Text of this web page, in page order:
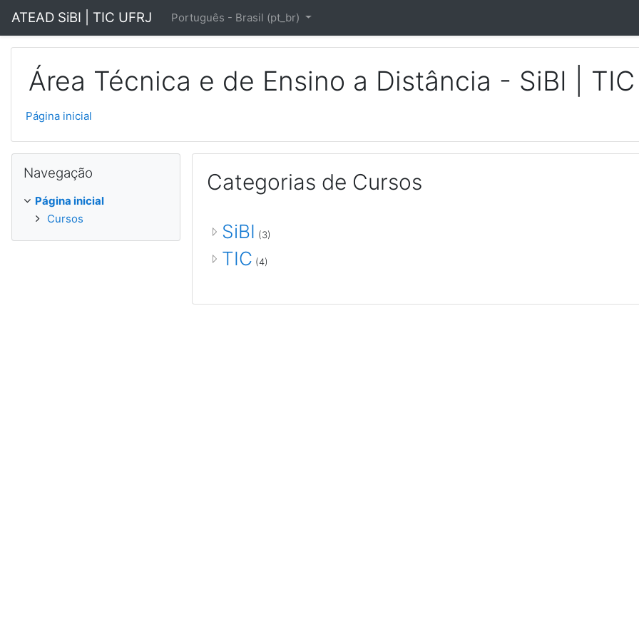
Ir para o conteúdo principal
ATEAD SiBI | TIC UFRJ Português - Brasil ‎(pt_br)‎
Área Técnica e de Ensino a Distância - SiBI | TIC
Página inicial
Categorias de Cursos
SiBI (3)
TIC (4)
Navegação
Página inicial
Cursos